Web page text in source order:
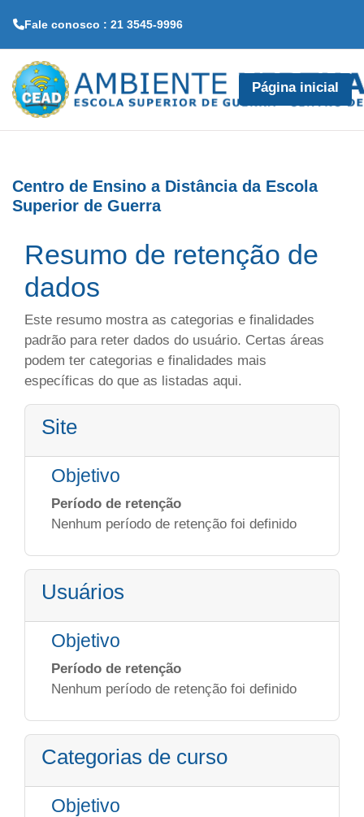
Ir para o conteúdo principal
Fale conosco : 21 3545-9996
Página inicial
Centro de Ensino a Distância da Escola
Superior de Guerra
Resumo de retenção de
dados
Este resumo mostra as categorias e finalidades
padrão para reter dados do usuário. Certas áreas
podem ter categorias e finalidades mais
específicas do que as listadas aqui.
Site
Objetivo
Período de retenção
Nenhum período de retenção foi definido
Usuários
Objetivo
Período de retenção
Nenhum período de retenção foi definido
Categorias de curso
Objetivo